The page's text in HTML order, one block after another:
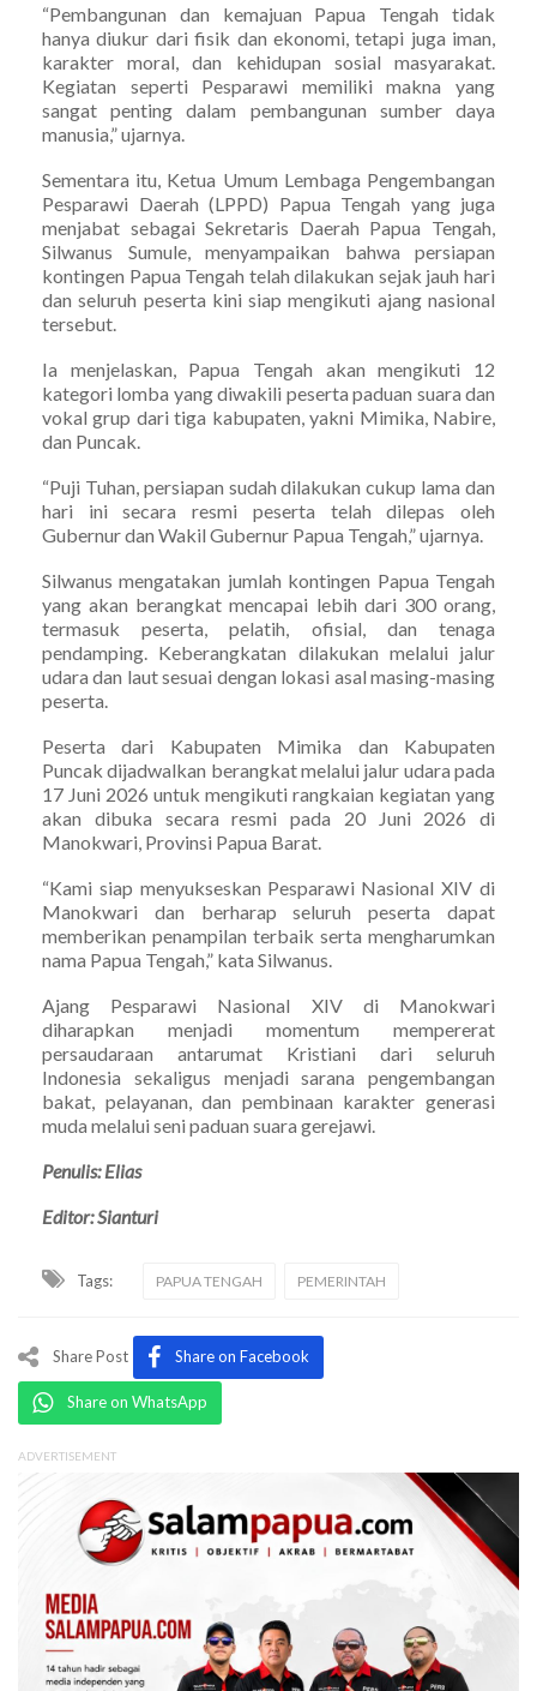
“Pembangunan dan kemajuan Papua Tengah tidak
hanya diukur dari fisik dan ekonomi, tetapi juga iman,
karakter moral, dan kehidupan sosial masyarakat.
Kegiatan seperti Pesparawi memiliki makna yang
sangat penting dalam pembangunan sumber daya
manusia,” ujarnya.
Sementara itu, Ketua Umum Lembaga Pengembangan
Pesparawi Daerah (LPPD) Papua Tengah yang juga
menjabat sebagai Sekretaris Daerah Papua Tengah,
Silwanus Sumule, menyampaikan bahwa persiapan
kontingen Papua Tengah telah dilakukan sejak jauh hari
dan seluruh peserta kini siap mengikuti ajang nasional
tersebut.
Ia menjelaskan, Papua Tengah akan mengikuti 12
kategori lomba yang diwakili peserta paduan suara dan
vokal grup dari tiga kabupaten, yakni Mimika, Nabire,
dan Puncak.
“Puji Tuhan, persiapan sudah dilakukan cukup lama dan
hari ini secara resmi peserta telah dilepas oleh
Gubernur dan Wakil Gubernur Papua Tengah,” ujarnya.
Silwanus mengatakan jumlah kontingen Papua Tengah
yang akan berangkat mencapai lebih dari 300 orang,
termasuk peserta, pelatih, ofisial, dan tenaga
pendamping. Keberangkatan dilakukan melalui jalur
udara dan laut sesuai dengan lokasi asal masing-masing
peserta.
Peserta dari Kabupaten Mimika dan Kabupaten
Puncak dijadwalkan berangkat melalui jalur udara pada
17 Juni 2026 untuk mengikuti rangkaian kegiatan yang
akan dibuka secara resmi pada 20 Juni 2026 di
Manokwari, Provinsi Papua Barat.
“Kami siap menyukseskan Pesparawi Nasional XIV di
Manokwari dan berharap seluruh peserta dapat
memberikan penampilan terbaik serta mengharumkan
nama Papua Tengah,” kata Silwanus.
Ajang Pesparawi Nasional XIV di Manokwari
diharapkan menjadi momentum mempererat
persaudaraan antarumat Kristiani dari seluruh
Indonesia sekaligus menjadi sarana pengembangan
bakat, pelayanan, dan pembinaan karakter generasi
muda melalui seni paduan suara gerejawi.
Penulis: Elias
Editor: Sianturi
Tags: PAPUA TENGAH PEMERINTAH
Share Post Share on Facebook
Share on WhatsApp
ADVERTISEMENT